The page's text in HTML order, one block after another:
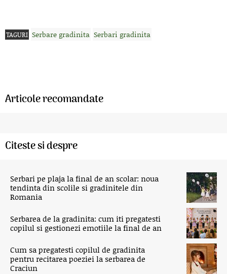
TAGURI Serbare gradinita Serbari gradinita
Articole recomandate
Citeste si despre
Serbari pe plaja la final de an scolar: noua
tendinta din scolile si gradinitele din
Romania
Serbarea de la gradinita: cum iti pregatesti
copilul si gestionezi emotiile la final de an
Cum sa pregatesti copilul de gradinita
pentru recitarea poeziei la serbarea de
Craciun